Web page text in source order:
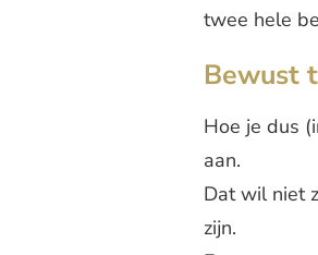
twee hele
Bewust
Hoe je dus
aan.
Dat wil niet
zijn.